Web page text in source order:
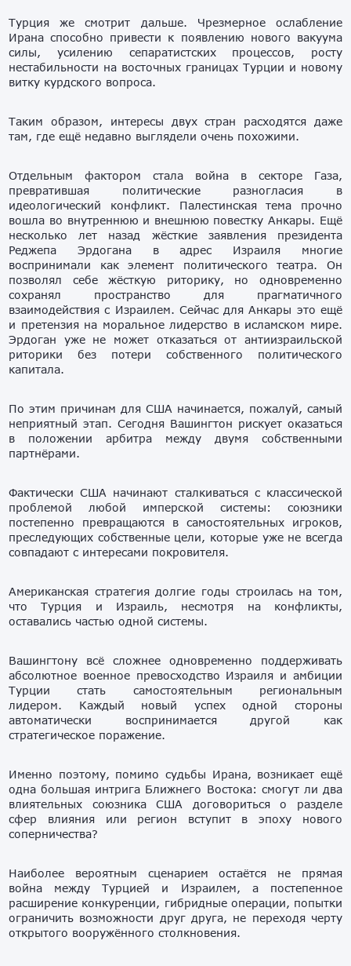
Турция же смотрит дальше. Чрезмерное ослабление
Ирана способно привести к появлению нового вакуума
силы, усилению сепаратистских процессов, росту
нестабильности на восточных границах Турции и новому
витку курдского вопроса.
Таким образом, интересы двух стран расходятся даже
там, где ещё недавно выглядели очень похожими.
Отдельным фактором стала война в секторе Газа,
превратившая политические разногласия в
идеологический конфликт. Палестинская тема прочно
вошла во внутреннюю и внешнюю повестку Анкары. Ещё
несколько лет назад жёсткие заявления президента
Реджепа Эрдогана в адрес Израиля многие
воспринимали как элемент политического театра. Он
позволял себе жёсткую риторику, но одновременно
сохранял пространство для прагматичного
взаимодействия с Израилем. Сейчас для Анкары это ещё
и претензия на моральное лидерство в исламском мире.
Эрдоган уже не может отказаться от антиизраильской
риторики без потери собственного политического
капитала.
По этим причинам для США начинается, пожалуй, самый
неприятный этап. Сегодня Вашингтон рискует оказаться
в положении арбитра между двумя собственными
партнёрами.
Фактически США начинают сталкиваться с классической
проблемой любой имперской системы: союзники
постепенно превращаются в самостоятельных игроков,
преследующих собственные цели, которые уже не всегда
совпадают с интересами покровителя.
Американская стратегия долгие годы строилась на том,
что Турция и Израиль, несмотря на конфликты,
оставались частью одной системы.
Вашингтону всё сложнее одновременно поддерживать
абсолютное военное превосходство Израиля и амбиции
Турции стать самостоятельным региональным
лидером. Каждый новый успех одной стороны
автоматически воспринимается другой как
стратегическое поражение.
Именно поэтому, помимо судьбы Ирана, возникает ещё
одна большая интрига Ближнего Востока: смогут ли два
влиятельных союзника США договориться о разделе
сфер влияния или регион вступит в эпоху нового
соперничества?
Наиболее вероятным сценарием остаётся не прямая
война между Турцией и Израилем, а постепенное
расширение конкуренции, гибридные операции, попытки
ограничить возможности друг друга, не переходя черту
открытого вооружённого столкновения.